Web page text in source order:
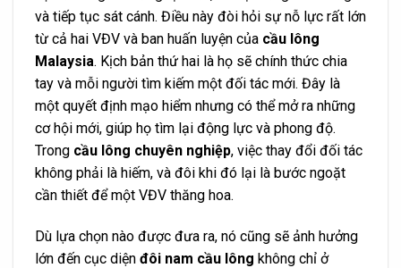
và tiếp tục sát cánh. Điều này đòi hỏi sự nỗ lực rất lớn
từ cả hai VĐV và ban huấn luyện của cầu lông
Malaysia. Kịch bản thứ hai là họ sẽ chính thức chia
tay và mỗi người tìm kiếm một đối tác mới. Đây là
một quyết định mạo hiểm nhưng có thể mở ra những
cơ hội mới, giúp họ tìm lại động lực và phong độ.
Trong cầu lông chuyên nghiệp, việc thay đổi đối tác
không phải là hiếm, và đôi khi đó lại là bước ngoặt
cần thiết để một VĐV thăng hoa.
Dù lựa chọn nào được đưa ra, nó cũng sẽ ảnh hưởng
lớn đến cục diện đôi nam cầu lông không chỉ ở